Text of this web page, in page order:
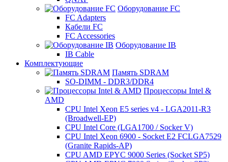
Оборудование FC
FC Adapters
Кабели FC
FC Accessories
Оборудование IB
IB Cable
Комплектующие
Память SDRAM
SO-DIMM - DDR3/DDR4
Процессоры Intel &
AMD
CPU Intel Xeon E5 series v4 - LGA2011-R3
(Broadwell-EP)
CPU Intel Core (LGA1700 / Socker V)
CPU Intel Xeon 6900 - Socket E2 FCLGA7529
(Granite Rapids-AP)
CPU AMD EPYC 9000 Series (Socket SP5)